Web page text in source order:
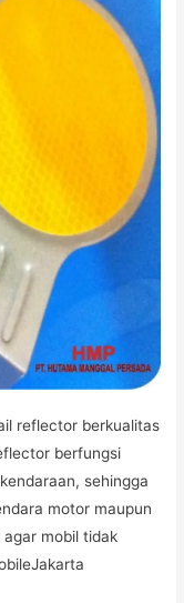
reflector berkualitas
berfungsi
sehingga
motor maupun
mobil tidak